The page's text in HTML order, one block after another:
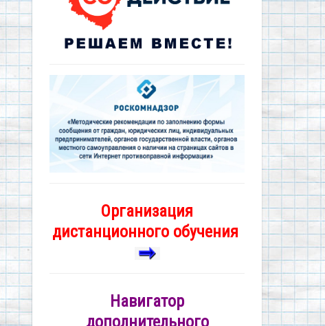
Организация
дистанционного обучения
Навигатор
дополнительного